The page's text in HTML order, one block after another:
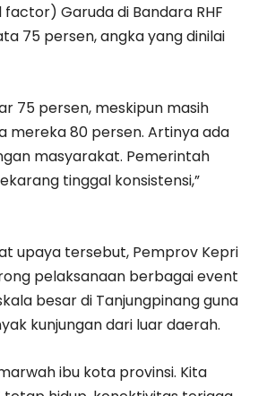
Garuda di Bandara RHF
75 persen, angka yang dinilai
75 persen, meskipun masih
80 persen. Artinya ada
masyarakat. Pemerintah
tinggal konsistensi,”
upaya tersebut, Pemprov Kepri
pelaksanaan berbagai event
besar di Tanjungpinang guna
kunjungan dari luar daerah.
ibu kota provinsi. Kita